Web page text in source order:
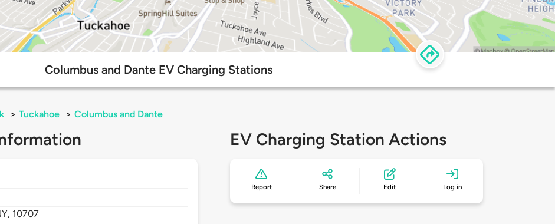
Columbus and Dante EV Charging Stations
> Tuckahoe > Columbus and Dante
10707
EV Charging Station Actions
Report Share Edit Log in